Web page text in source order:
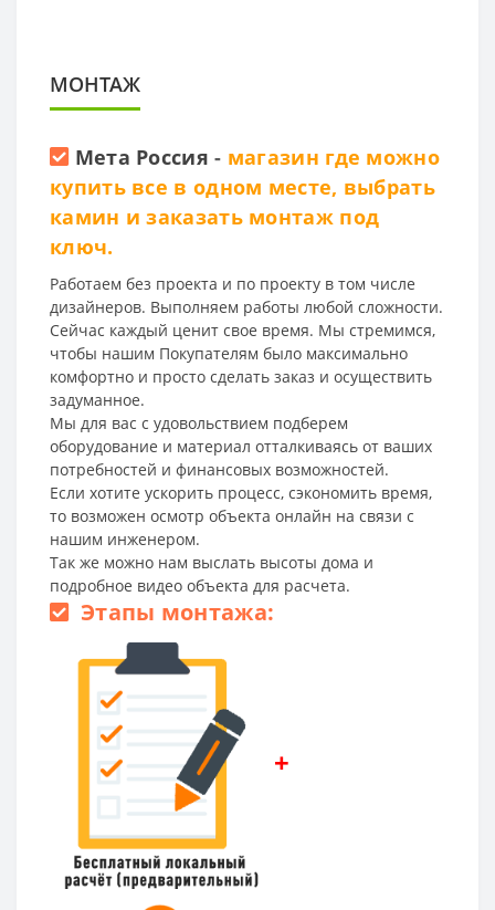
МОНТАЖ
Мета Россия - магазин где можно
купить все в одном месте, выбрать
камин и заказать монтаж под
ключ.
Работаем без проекта и по проекту в том числе
дизайнеров. Выполняем работы любой сложности.
Сейчас каждый ценит свое время. Мы стремимся,
чтобы нашим Покупателям было максимально
комфортно и просто сделать заказ и осуществить
задуманное.
Мы для вас с удовольствием подберем
оборудование и материал отталкиваясь от ваших
потребностей и финансовых возможностей.
Если хотите ускорить процесс, сэкономить время,
то возможен осмотр объекта онлайн на связи с
нашим инженером.
Так же можно нам выслать высоты дома и
подробное видео объекта для расчета.
Этапы монтажа:
+